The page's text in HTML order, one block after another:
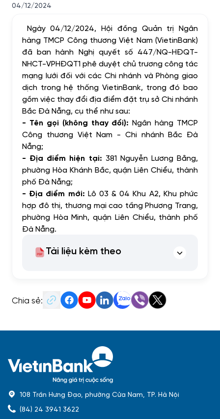
04/12/2024
Ngày 04/12/2024, Hội đồng Quản trị Ngân
hàng TMCP Công thương Việt Nam (VietinBank)
đã ban hành Nghị quyết số 447/NQ-HĐQT-
NHCT-VPHĐQT1 phê duyệt chủ trương công tác
mạng lưới đối với các Chi nhánh và Phòng giao
dịch trong hệ thống VietinBank, trong đó bao
gồm việc thay đổi địa điểm đặt trụ sở Chi nhánh
Bắc Đà Nẵng, cụ thể như sau:
- Tên gọi (không thay đổi):Ngân hàng TMCP
Công thương Việt Nam - Chi nhánhBắc Đà
Nẵng;
- Địa điểm hiện tại: 381 Nguyễn Lương Bằng,
phường Hòa Khánh Bắc, quận Liên Chiểu, thành
phố Đà Nẵng;
- Địa điểm mới: Lô 03 & 04 Khu A2, Khu phức
hợp đô thị, thương mại cao tầng Phương Trang,
phường Hòa Minh, quận Liên Chiểu, thành phố
Đà Nẵng.
Tài liệu kèm theo
Chia sẻ:
108 Trần Hưng Đạo, phường Cửa Nam, TP. Hà Nội
(84) 24 3941 3622